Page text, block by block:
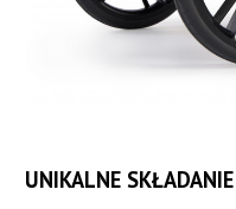
UNIKALNE